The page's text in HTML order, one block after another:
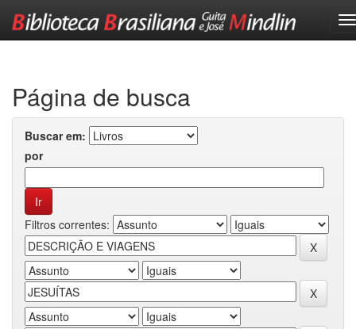
Página de busca
Buscar em:
por
Filtros correntes: